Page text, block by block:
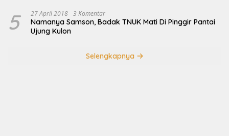
5 27 April 2018 3 Komentar
Namanya Samson, Badak TNUK Mati Di Pinggir Pantai
Ujung Kulon
Selengkapnya